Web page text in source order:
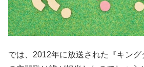
では、2012年に放送された『キン